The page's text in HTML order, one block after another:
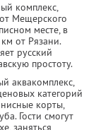
комплекс,
Мещерского
месте, в
от Рязани.
русский
простоту.
аквакомплекс,
категорий
корты,
Гости смогут
заняться